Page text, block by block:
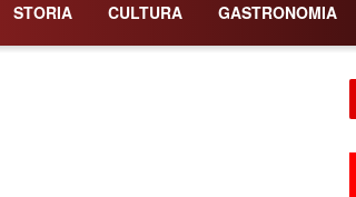
STORIA CULTURA GASTRONOMIA